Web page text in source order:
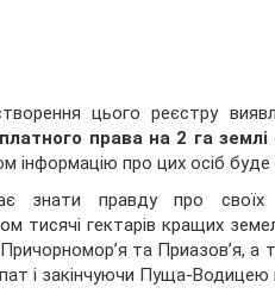
цього реєстру
права на 2 га
інформацію про цих осіб буде
знати правду про
тисячі гектарів кращих
Причорномор’я та Приазов’я,
і закінчуючи Пуща-